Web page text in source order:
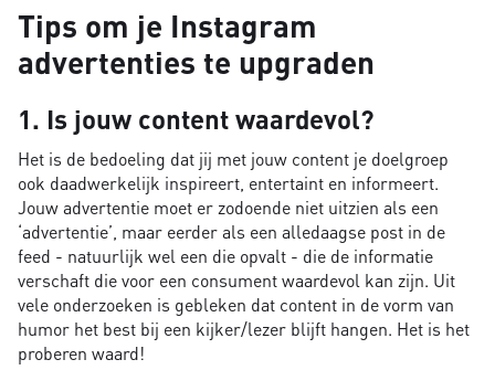
Tips om je Instagram
advertenties te upgraden
1. Is jouw content waardevol?
Het is de bedoeling dat jij met jouw content je doelgroep
ook daadwerkelijk inspireert, entertaint en informeert.
Jouw advertentie moet er zodoende niet uitzien als een
‘advertentie’, maar eerder als een alledaagse post in de
feed - natuurlijk wel een die opvalt - die de informatie
verschaft die voor een consument waardevol kan zijn. Uit
vele onderzoeken is gebleken dat content in de vorm van
humor het best bij een kijker/lezer blijft hangen. Het is het
proberen waard!